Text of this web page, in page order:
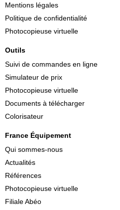
Mentions légales
Politique de confidentialité
Photocopieuse virtuelle
Outils
Suivi de commandes en ligne
Simulateur de prix
Photocopieuse virtuelle
Documents à télécharger
Colorisateur
France Équipement
Qui sommes-nous
Actualités
Références
Photocopieuse virtuelle
Filiale Abéo